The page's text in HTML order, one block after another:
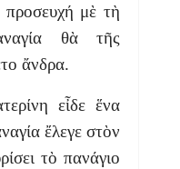
προσευχή μὲ τὴ
θὰ τῆς
ἄνδρα.
εἶδε ἕνα
ἔλεγε στὸν
τὸ πανάγιο